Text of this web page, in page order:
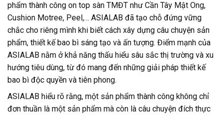
phẩm thành công on top sàn TMĐT như Cần Tây Mật Ong,
Cushion Motree, Peel,… ASIALAB đã tạo chỗ đứng vững
chắc cho riêng mình khi biết cách xây dựng câu chuyện sản
phẩm, thiết kế bao bì sáng tạo và ấn tượng. Điểm mạnh của
ASIALAB nằm ở khả năng thấu hiểu sâu sắc thị trường và xu
hướng tiêu dùng, từ đó mang đến những giải pháp thiết kế
bao bì độc quyền và tiên phong.
ASIALAB hiểu rõ rằng, một sản phẩm thành công không chỉ
đơn thuần là một sản phẩm mà còn là câu chuyện đích thực